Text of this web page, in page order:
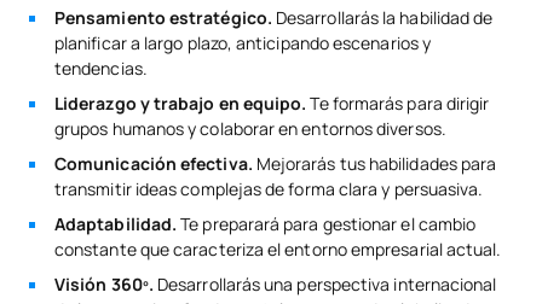
Pensamiento estratégico. Desarrollarás la habilidad de
planificar a largo plazo, anticipando escenarios y
tendencias.
Liderazgo y trabajo en equipo. Te formarás para dirigir
grupos humanos y colaborar en entornos diversos.
Comunicación efectiva. Mejorarás tus habilidades para
transmitir ideas complejas de forma clara y persuasiva.
Adaptabilidad. Te preparará para gestionar el cambio
constante que caracteriza el entorno empresarial actual.
Visión 360º. Desarrollarás una perspectiva internacional